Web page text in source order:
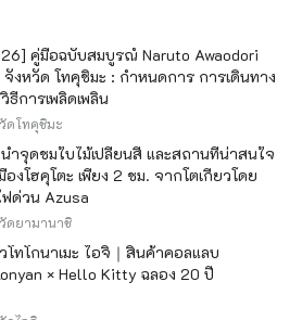
คู่มือฉบับสมบูรณ์ Naruto Awaodori
จังหวัด โทคุชิมะ : กำหนดการ การเดินทาง
ธีการเพลิดเพลิน
ดโทคุชิมะ
ำจุดชมใบไม้เปลี่ยนสี และสถานที่น่าสนใจ
องโฮคุโตะ เพียง 2 ชม. จากโตเกียวโดย
ฟด่วน Azusa
ดยามานาชิ
โทโกนาเมะ ไอจิ｜สินค้าคอลแลบ
× Hello Kitty ฉลอง 20 ปี